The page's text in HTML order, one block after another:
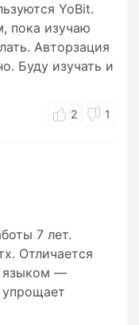
YoBit.
пока изучаю
Авторзация
Буду изучать и
2 1
7 лет.
Отличается
языком —
упрощает